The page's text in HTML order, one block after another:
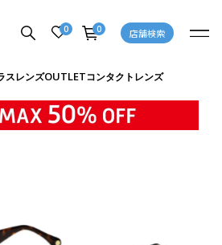
0 0 店舗検索
スレンズOUTLETコンタクトレンズ
商品詳細ページへ